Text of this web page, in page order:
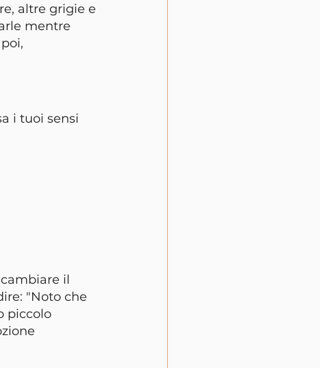
altre grigie e
mentre
i tuoi sensi
il
"Noto che
piccolo